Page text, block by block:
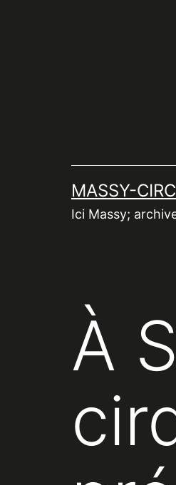
MASSY-
Ici Massy;
À